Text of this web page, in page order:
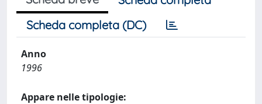
Scheda completa (DC)
Anno
1996
Appare nelle tipologie: